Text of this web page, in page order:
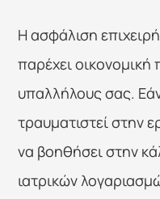
Η ασφάλιση
παρέχει
υπαλλήλους σας.
τραυματιστεί στην
να βοηθήσει στην
ιατρικών